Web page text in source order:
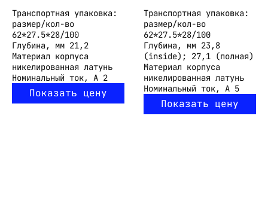
Транспортная упаковка:
размер/кол-во
62*27.5*28/100
Глубина, мм 21,2
Материал корпуса
никелированная латунь
Номинальный ток, А 2
Показать цену
Транспортная упаковка:
размер/кол-во
62*27.5*28/100
Глубина, мм 23,8
(inside); 27,1 (полная)
Материал корпуса
никелированная латунь
Номинальный ток, А 5
Показать цену